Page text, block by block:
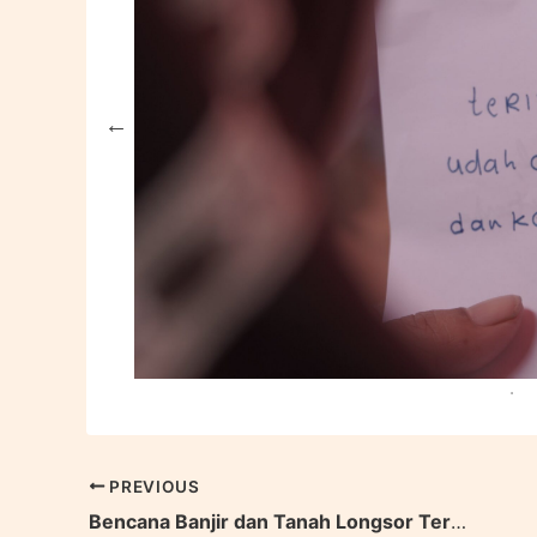
PREVIOUS
Bencana Banjir dan Tanah Longsor Terjang Kota Parepare